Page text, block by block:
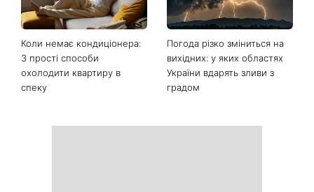
Коли немає кондиціонера:
3 прості способи
охолодити квартиру в
спеку
Погода різко зміниться на
вихідних: у яких областях
України вдарять зливи з
градом